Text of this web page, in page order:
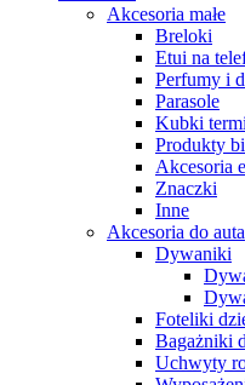
Akcesoria małe
Breloki
Etui na
Perfumy i
Parasole
Kubki
Produkty
Akcesoria
Znaczki
Inne
Akcesoria do auta
Dywaniki
Foteliki
Bagażniki
Uchwyty